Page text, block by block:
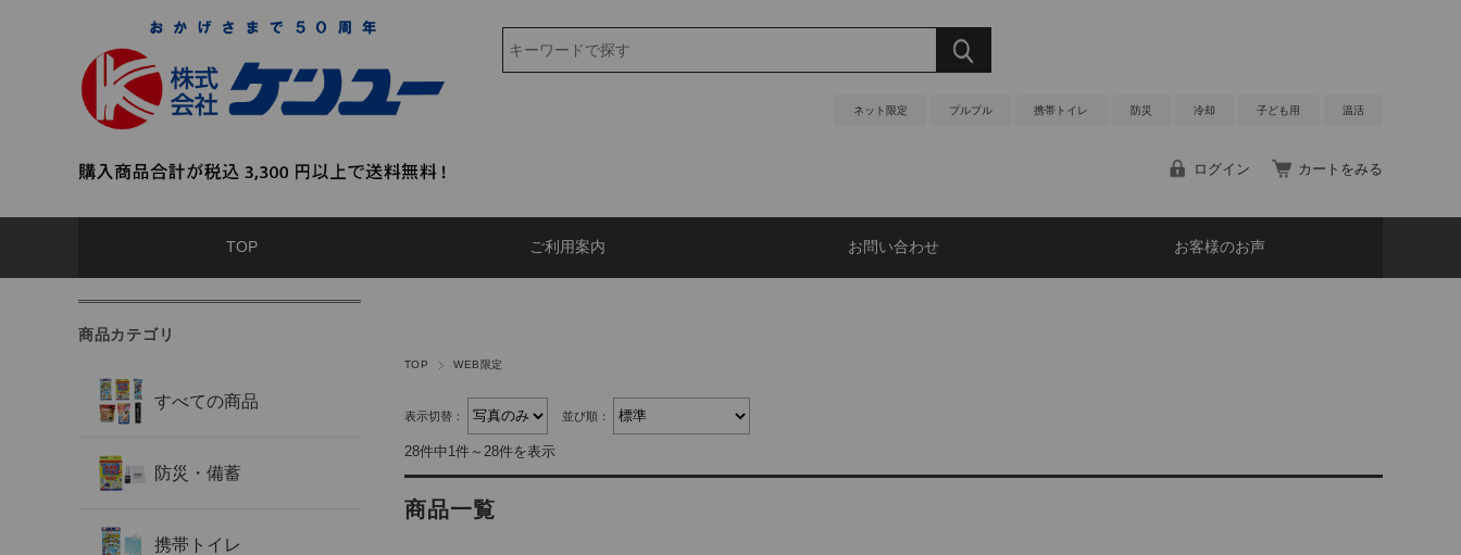
ネット限定 プルプル 携帯トイレ 防災 冷却 子ども用 温活
ログイン カートをみる
TOP ご利用案内 お問い合わせ お客様のお声
TOP WEB限定
表示切替： 並び順：
28件中1件～28件を表示
商品一覧
商品カテゴリ
すべての商品
防災・備蓄
携帯トイレ